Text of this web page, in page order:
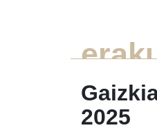
2025